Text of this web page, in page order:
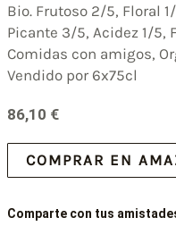
Bio. Frutoso 2/5, Floral
Picante 3/5, Acidez 1/5,
Comidas con amigos,
Vendido por 6x75cl
86,10 €
COMPRAR EN
Comparte con tus